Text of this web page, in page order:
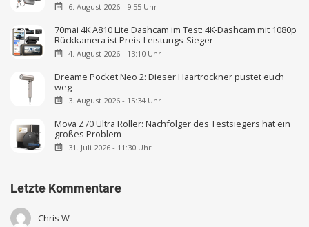
6. August 2026 - 9:55 Uhr
70mai 4K A810 Lite Dashcam im Test: 4K-Dashcam mit 1080p
Rückkamera ist Preis-Leistungs-Sieger
4. August 2026 - 13:10 Uhr
Dreame Pocket Neo 2: Dieser Haartrockner pustet euch
weg
3. August 2026 - 15:34 Uhr
Mova Z70 Ultra Roller: Nachfolger des Testsiegers hat ein
großes Problem
31. Juli 2026 - 11:30 Uhr
Letzte Kommentare
Chris W